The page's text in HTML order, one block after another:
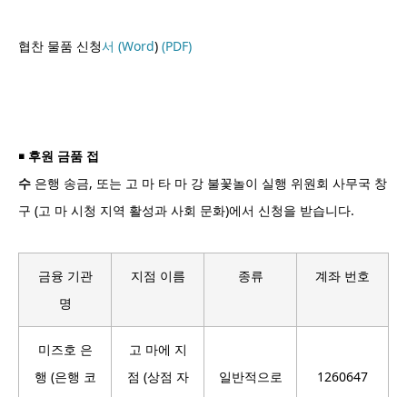
협찬 물품 신청서 (Word) (PDF)
￭ 후원 금품 접
수 은행 송금, 또는 고 마 타 마 강 불꽃놀이 실행 위원회 사무국 창
구 (고 마 시청 지역 활성과 사회 문화)에서 신청을 받습니다.
금융 기관
명
지점 이름 종류 계좌 번호
미즈호 은
행 (은행 코
고 마에 지
점 (상점 자
일반적으로 1260647